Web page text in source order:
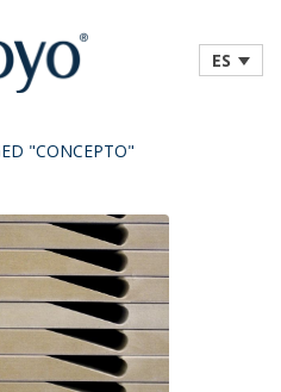
ES
"CONCEPTO"